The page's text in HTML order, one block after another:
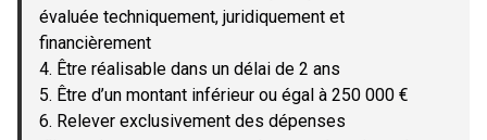
évaluée techniquement, juridiquement et
financièrement
4. Être réalisable dans un délai de 2 ans
5. Être d’un montant inférieur ou égal à 250 000 €
6. Relever exclusivement des dépenses